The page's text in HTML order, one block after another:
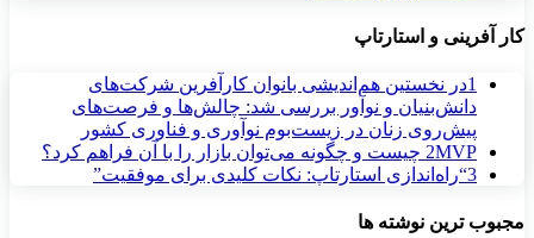
کار آفرینی و استارتاپ
1در نخستین هم‌اندیشی بانوان کارآفرین شرکت‌های
دانش‌بنیان و نوآور بررسی شد: چالش‌ها و فرصت‌های
پیش‌روی زنان در زیست‌بوم نوآوری و فناوری کشور
2MVP چیست و چگونه می‌توان بازار را با آن فراهم کرد؟
3“راه‌اندازی استارتاپ: نکات کلیدی برای موفقیت”
مجبوب ترین نوشته ها